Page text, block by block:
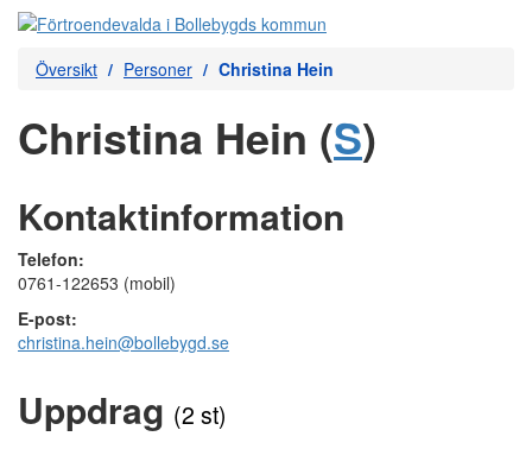
Översikt Personer Christina Hein
Christina Hein (S)
Kontaktinformation
Telefon:
0761-122653 (mobil)
E-post:
christina.hein@bollebygd.se
Uppdrag (2 st)